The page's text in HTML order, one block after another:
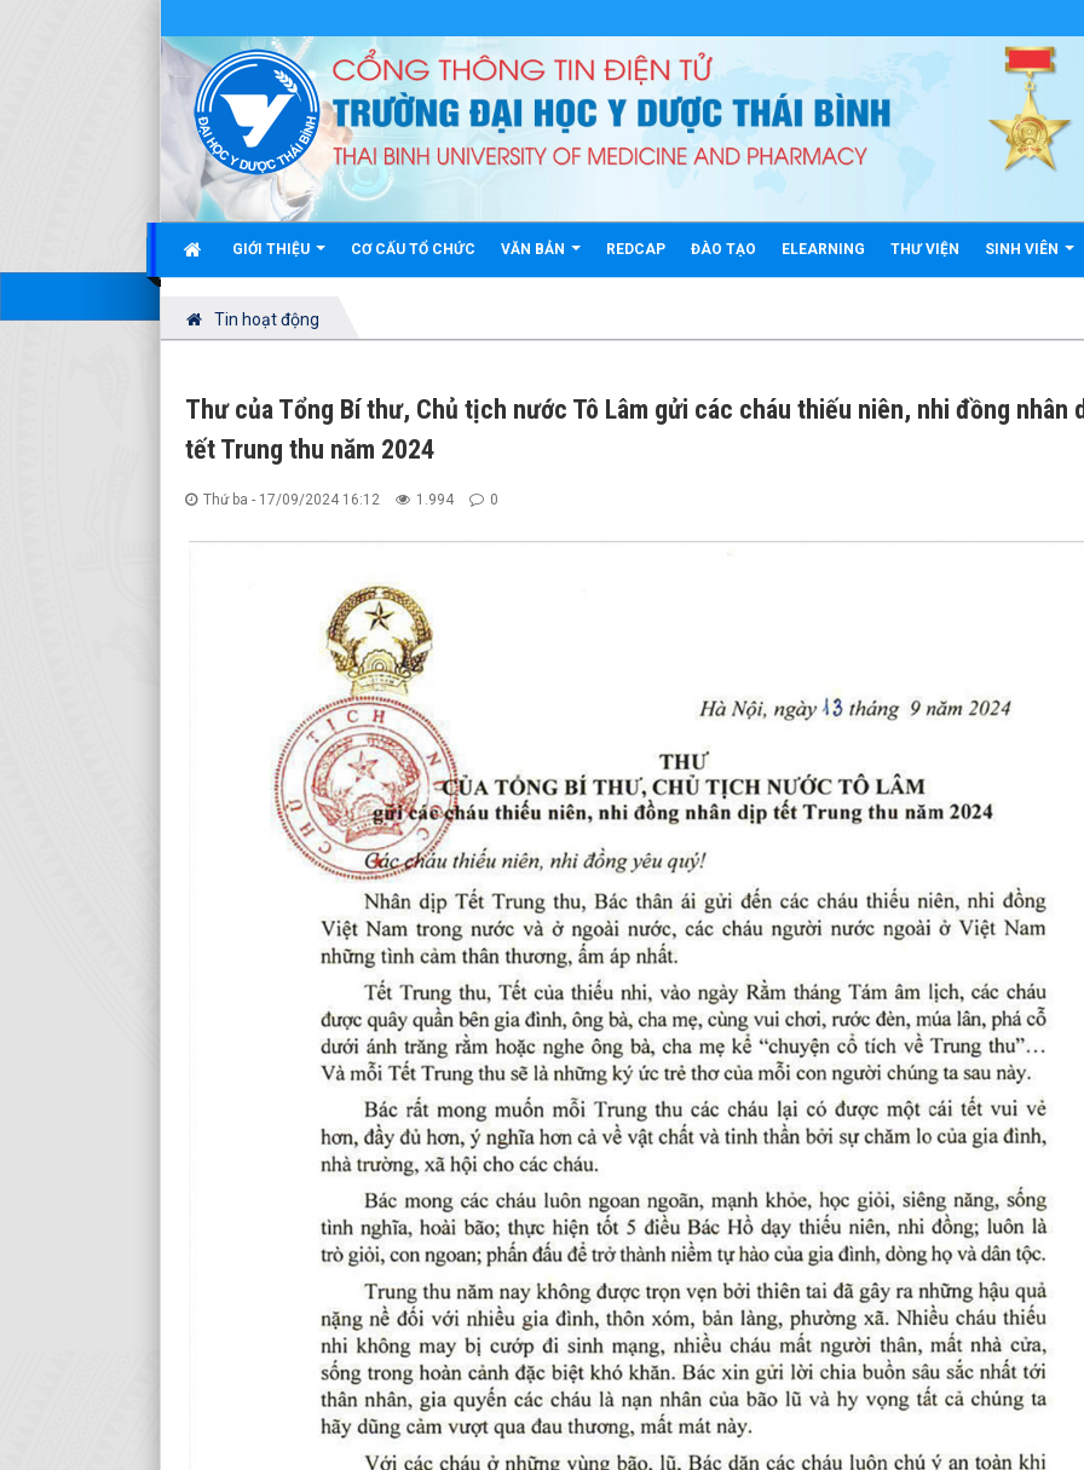
GIỚI THIỆU CƠ CẤU TỔ CHỨC VĂN BẢN REDCAP ĐÀO TẠO ELEARNING THƯ VIỆN SINH VIÊN
Tin hoạt động
Thư của Tổng Bí thư, Chủ tịch nước Tô Lâm gửi các cháu thiếu niên, nhi đồng nhân
tết Trung thu năm 2024
Thứ ba - 17/09/2024 16:12 1.994 0